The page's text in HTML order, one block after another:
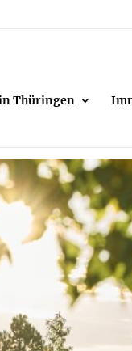
Thüringen